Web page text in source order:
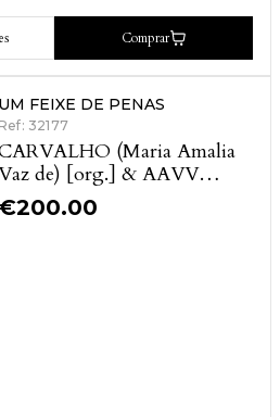
Comprar
UM FEIXE DE PENAS
Ref: 32177
(Maria Amalia
de) [org.] & AAVV
[autores vários]
€200.00